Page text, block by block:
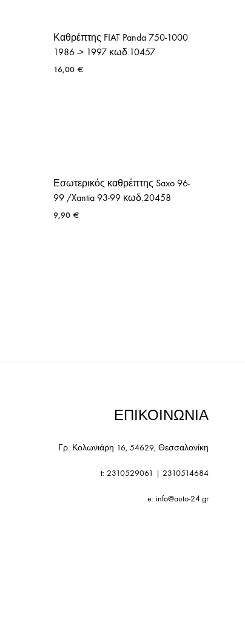
Καθρέπτης FIAT Panda 750-1000
1986 -> 1997 κωδ.10457
16,00 €
Εσωτερικός καθρέπτης Saxo 96-
99 /Xantia 93-99 κωδ.20458
9,90 €
ΕΠΙΚΟΙΝΩΝΙΑ
Γρ. Κολωνιάρη 16, 54629, Θεσσαλονίκη
t: 2310529061 | 2310514684
e: info@auto-24.gr